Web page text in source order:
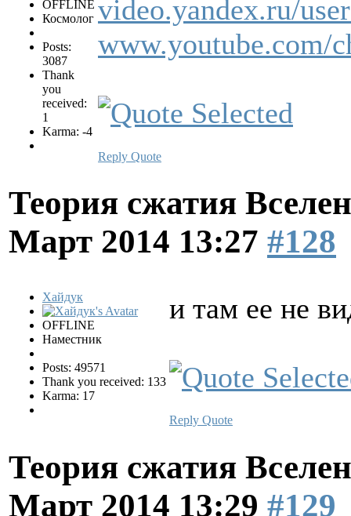
OFFLINE
Космолог
Posts:
3087
Thank
you
received:
1
Karma: -4
video.yandex.ru/
www.youtube.com/
Reply Quote
Теория сжатия
Март 2014 13:27 #128
Хайдук
OFFLINE
Наместник
Posts: 49571
Thank you received: 133
Karma: 17
и там ее не
Reply Quote
Теория сжатия
Март 2014 13:29 #129